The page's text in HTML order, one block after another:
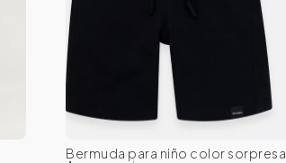
2T 3T 4T 5T 6
Bermuda para niño color sorpresa